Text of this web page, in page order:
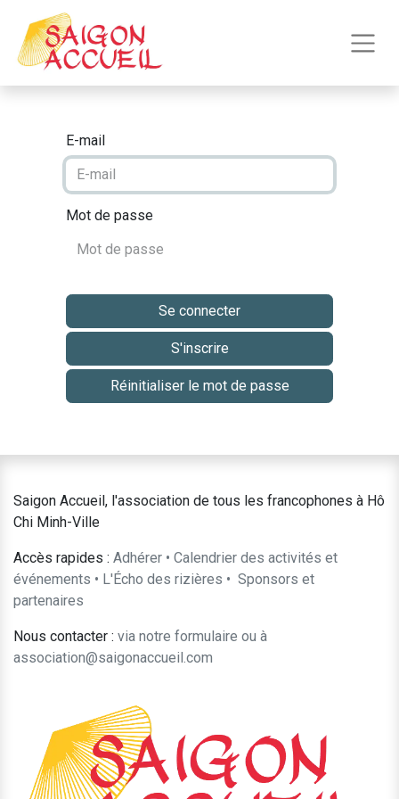
E-mail
Mot de passe
Se connecter
S'inscrire
Réinitialiser le mot de passe
Saigon Accueil, l'association de tous les francophones à Hô
Chi Minh-Ville
Accès rapides : Adhérer • Calendrier des activités et
événements • L'Écho des rizières • ​Sponsors et
partenaires​​
Nous contacter : ​via notre formulaire ou à
association@saigonaccueil.com